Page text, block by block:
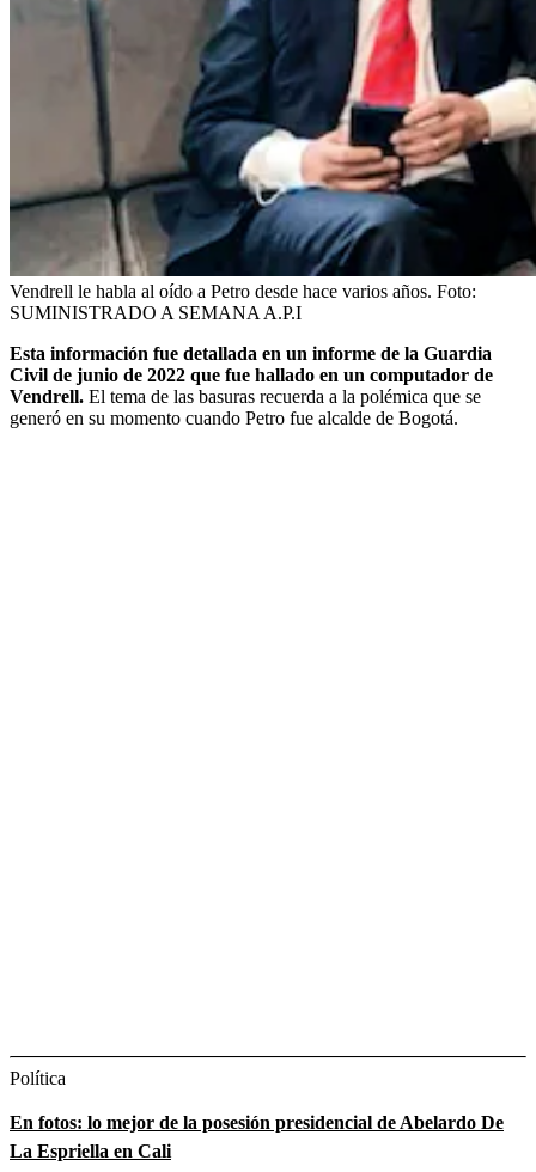
Vendrell le habla al oído a Petro desde hace varios años. Foto:
SUMINISTRADO A SEMANA A.P.I
Esta información fue detallada en un informe de la Guardia
Civil de junio de 2022 que fue hallado en un computador de
Vendrell. El tema de las basuras recuerda a la polémica que se
generó en su momento cuando Petro fue alcalde de Bogotá.
Política
En fotos: lo mejor de la posesión presidencial de Abelardo De
La Espriella en Cali